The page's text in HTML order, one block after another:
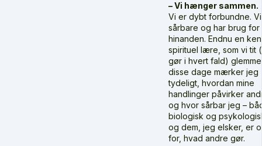
– Vi hænger sammen.
Vi er dybt forbundne.
sårbare og har brug for
hinanden. Endnu en
spirituel lære, som vi tit
gør i hvert fald)
disse dage mærker jeg
tydeligt, hvordan mine
handlinger påvirker
og hvor sårbar jeg –
biologisk og
og dem, jeg elsker, er
for, hvad andre gør.